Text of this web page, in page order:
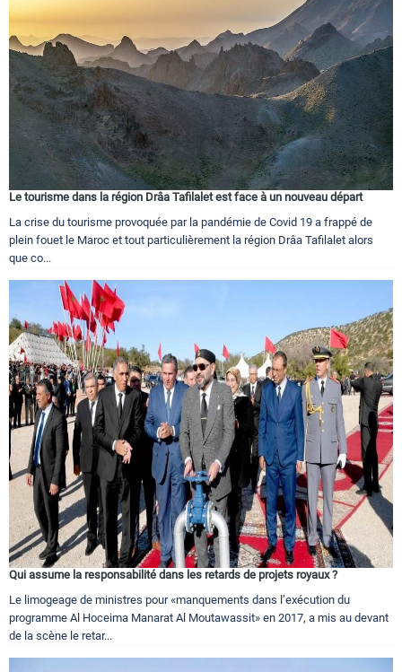
Le tourisme dans la région Drâa Tafilalet est face à un nouveau départ
La crise du tourisme provoquée par la pandémie de Covid 19 a frappé de
plein fouet le Maroc et tout particulièrement la région Drâa Tafilalet alors
que co...
Qui assume la responsabilité dans les retards de projets royaux ?
Le limogeage de ministres pour «manquements dans l’exécution du
programme Al Hoceima Manarat Al Moutawassit» en 2017, a mis au devant
de la scène le retar...